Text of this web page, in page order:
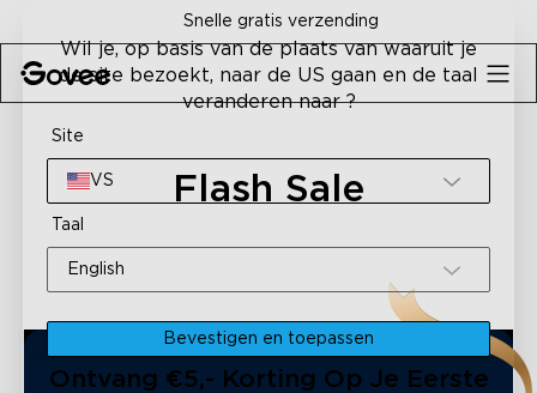
Snelle gratis verzending
Flash Sale
Wil je, op basis van de plaats van waaruit je
de site bezoekt, naar de US gaan en de taal
veranderen naar ?
Site
VS
Taal
English
Bevestigen en toepassen
Ontvang €5,- Korting Op Je Eerste